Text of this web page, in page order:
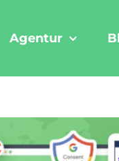
Agentur